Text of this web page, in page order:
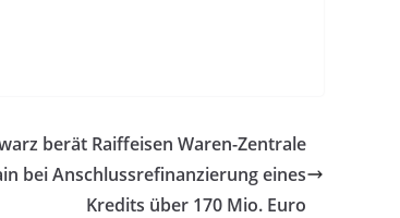
berät Raiffeisen Waren-Zentrale
bei Anschlussrefinanzierung eines
Kredits über 170 Mio. Euro